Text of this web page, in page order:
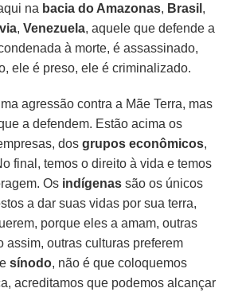
na bacia do Amazonas, Brasil ,
,Venezuela, aquele que defende a
à morte, é assassinado,
ele é preso, ele é criminalizado.
agressão contra a Mãe Terra, mas
a defendem. Estão acima os
dosgrupos econômicos,
final, temos o direito à vida e temos
Os indígenas são os únicos
a dar suas vidas por sua terra,
porque eles a amam, outras
assim, outras culturas preferem
sínodo, não é que coloquemos
acreditamos que podemos alcançar